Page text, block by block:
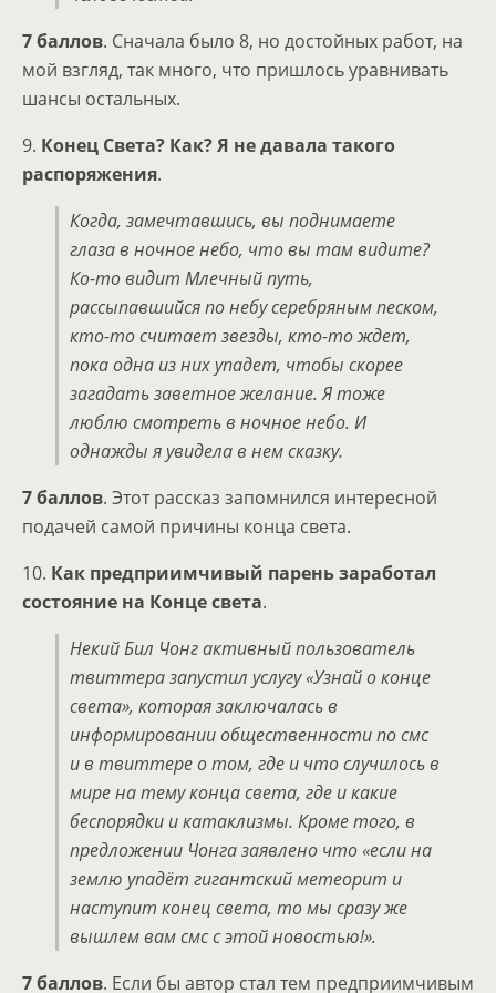
7 баллов. Сначала было 8, но достойных работ, на
мой взгляд, так много, что пришлось уравнивать
шансы остальных.
9. Конец Света? Как? Я не давала такого
распоряжения.
Когда, замечтавшись, вы поднимаете
глаза в ночное небо, что вы там видите?
Ко-то видит Млечный путь,
рассыпавшийся по небу серебряным песком,
кто-то считает звезды, кто-то ждет,
пока одна из них упадет, чтобы скорее
загадать заветное желание. Я тоже
люблю смотреть в ночное небо. И
однажды я увидела в нем сказку.
7 баллов. Этот рассказ запомнился интересной
подачей самой причины конца света.
10. Как предприимчивый парень заработал
состояние на Конце света.
Некий Бил Чонг активный пользователь
твиттера запустил услугу «Узнай о конце
света», которая заключалась в
информировании общественности по смс
и в твиттере о том, где и что случилось в
мире на тему конца света, где и какие
беспорядки и катаклизмы. Кроме того, в
предложении Чонга заявлено что «если на
землю упадёт гигантский метеорит и
наступит конец света, то мы сразу же
вышлем вам смс с этой новостью!».
7 баллов. Если бы автор стал тем предприимчивым